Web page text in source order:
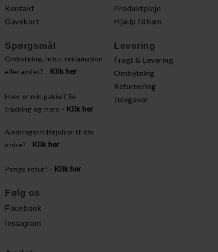
Kontakt
Gavekort
Produktpleje
Hjælp til ham
Spørgsmål
Ombytning, retur, reklamation
eller andet? - Klik her
Hvor er min pakke? Se
tracking og mere - Klik her
Ændringer/tilføjelser til din
ordre? - Klik her
Penge retur? - Klik her
Levering
Fragt & Levering
Ombytning
Returnering
Julegaver
Følg os
Facebook
Instagram